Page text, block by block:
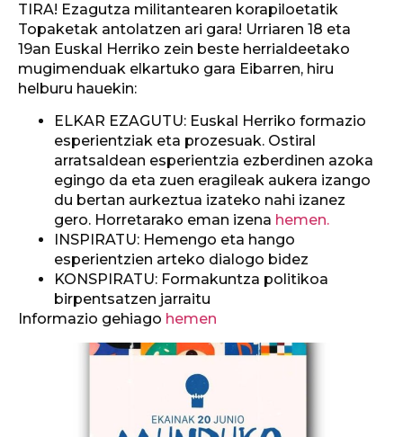
TIRA! Ezagutza militantearen korapiloetatik
Topaketak antolatzen ari gara! Urriaren 18 eta
19an Euskal Herriko zein beste herrialdeetako
mugimenduak elkartuko gara Eibarren, hiru
helburu hauekin:
ELKAR EZAGUTU: Euskal Herriko formazio
esperientziak eta prozesuak. Ostiral
arratsaldean esperientzia ezberdinen azoka
egingo da eta zuen eragileak aukera izango
du bertan aurkeztua izateko nahi izanez
gero. Horretarako eman izena hemen.
INSPIRATU: Hemengo eta hango
esperientzien arteko dialogo bidez
KONSPIRATU: Formakuntza politikoa
birpentsatzen jarraitu
Informazio gehiago hemen